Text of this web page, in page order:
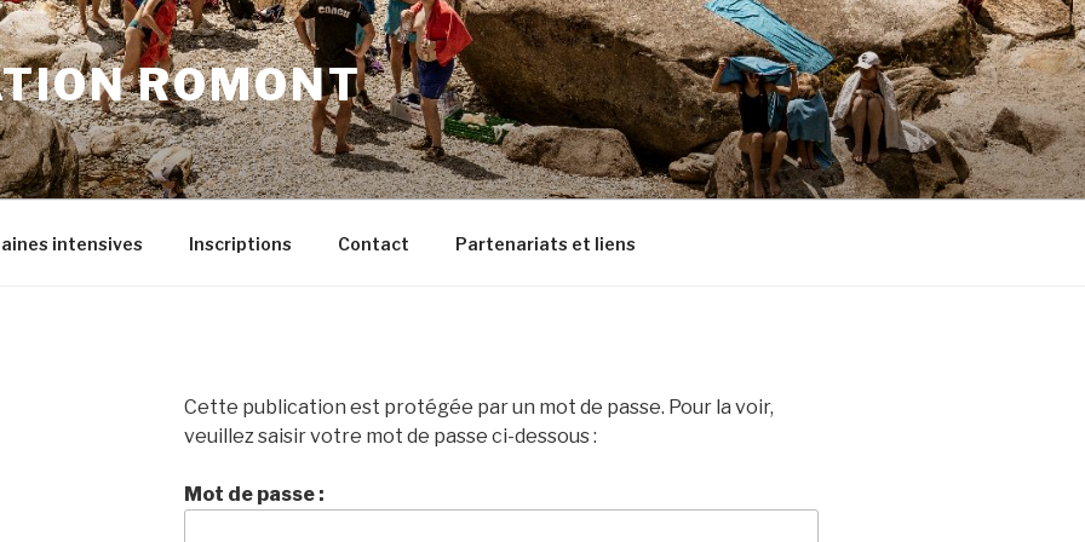
ROMONT
intensives Inscriptions Contact Partenariats et liens
Cette publication est protégée par un mot de passe. Pour la voir,
veuillez saisir votre mot de passe ci-dessous :
Mot de passe :